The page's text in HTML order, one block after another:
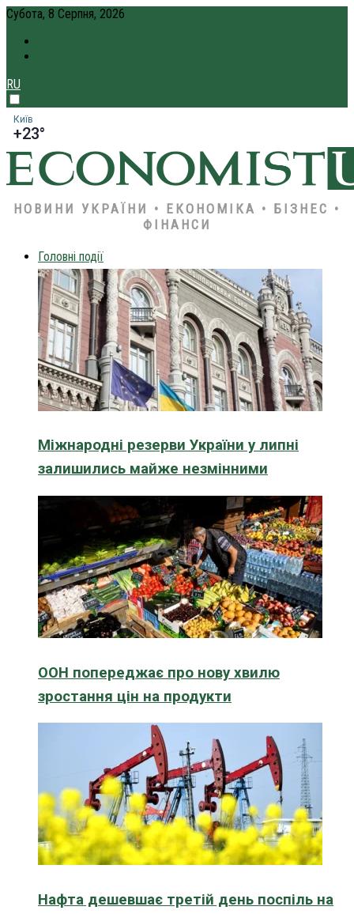
Субота, 8 Серпня, 2026
RU
Київ
+23°
НОВИНИ УКРАЇНИ • ЕКОНОМІКА • БІЗНЕС •
ФІНАНСИ
Головні події
Міжнародні резерви України у липні
залишились майже незмінними
ООН попереджає про нову хвилю
зростання цін на продукти
Нафта дешевшає третій день поспіль на